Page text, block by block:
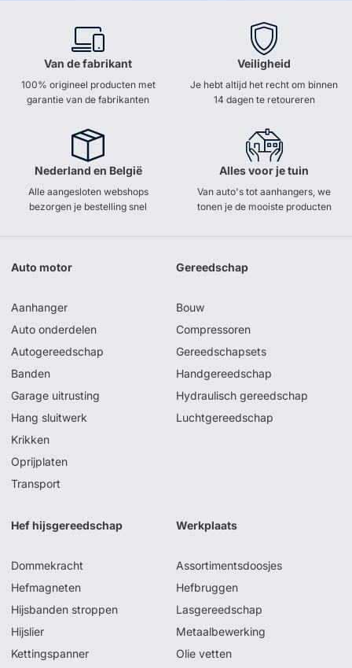
Van de fabrikant
100% origineel producten met
garantie van de fabrikanten
Veiligheid
Je hebt altijd het recht om binnen
14 dagen te retoureren
Nederland en België
Alle aangesloten webshops
bezorgen je bestelling snel
Alles voor je tuin
Van auto's tot aanhangers, we
tonen je de mooiste producten
Auto motor
Aanhanger
Auto onderdelen
Autogereedschap
Banden
Garage uitrusting
Hang sluitwerk
Krikken
Oprijplaten
Transport
Gereedschap
Bouw
Compressoren
Gereedschapsets
Handgereedschap
Hydraulisch gereedschap
Luchtgereedschap
Hef hijsgereedschap
Dommekracht
Hefmagneten
Hijsbanden stroppen
Hijslier
Kettingspanner
Werkplaats
Assortimentsdoosjes
Hefbruggen
Lasgereedschap
Metaalbewerking
Olie vetten